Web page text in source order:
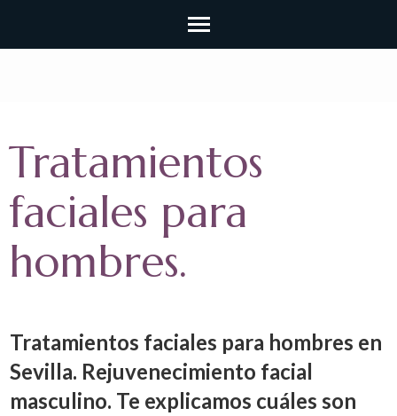
Tratamientos
faciales para
hombres.
Tratamientos faciales para hombres en
Sevilla. Rejuvenecimiento facial
masculino. Te explicamos cuáles son